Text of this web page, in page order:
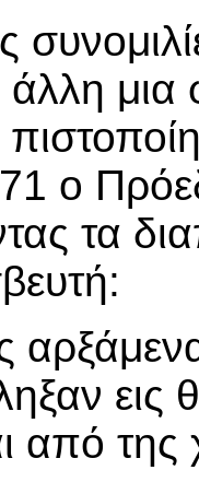
άλλη
ο
τα
εις
από της